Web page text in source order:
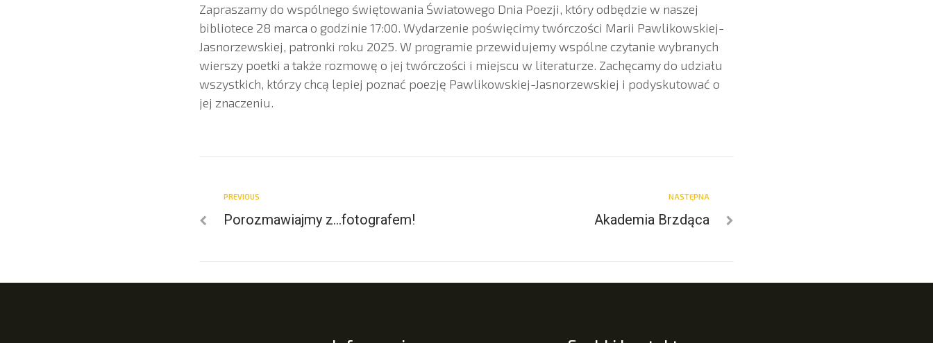
Zapraszamy do wspólnego świętowania Światowego Dnia Poezji, który odbędzie w naszej
bibliotece 28 marca o godzinie 17:00. Wydarzenie poświęcimy twórczości Marii Pawlikowskiej-
Jasnorzewskiej, patronki roku 2025. W programie przewidujemy wspólne czytanie wybranych
wierszy poetki a także rozmowę o jej twórczości i miejscu w literaturze. Zachęcamy do udziału
wszystkich, którzy chcą lepiej poznać poezję Pawlikowskiej-Jasnorzewskiej i podyskutować o
jej znaczeniu.
PREVIOUS
Porozmawiajmy z…fotografem!
NASTĘPNA
Akademia Brzdąca